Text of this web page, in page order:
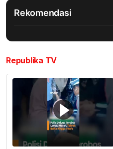
Rekomendasi
Republika TV